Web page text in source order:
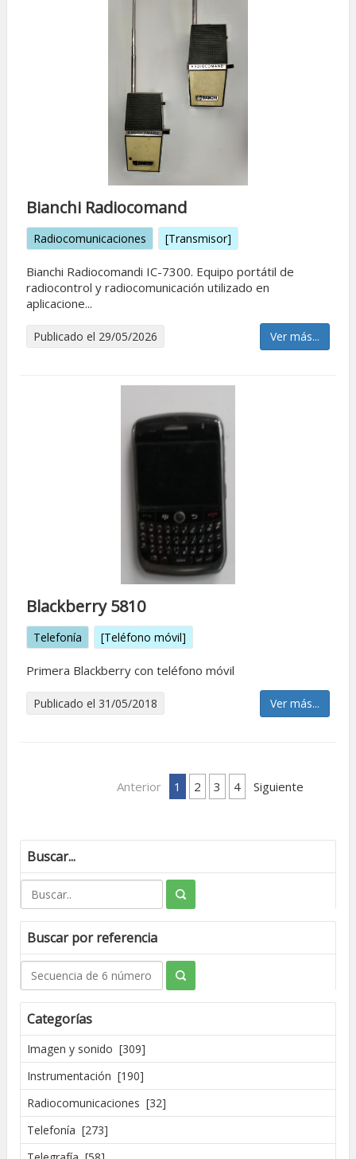
Bianchi Radiocomand
Radiocomunicaciones [Transmisor]
Bianchi Radiocomandi IC-7300. Equipo portátil de
radiocontrol y radiocomunicación utilizado en
aplicacione...
Publicado el 29/05/2026 Ver más...
Blackberry 5810
Telefonía [Teléfono móvil]
Primera Blackberry con teléfono móvil
Publicado el 31/05/2018 Ver más...
Anterior 1 2 3 4 Siguiente
Buscar...
Buscar por referencia
Categorías
Imagen y sonido [309]
Instrumentación [190]
Radiocomunicaciones [32]
Telefonía [273]